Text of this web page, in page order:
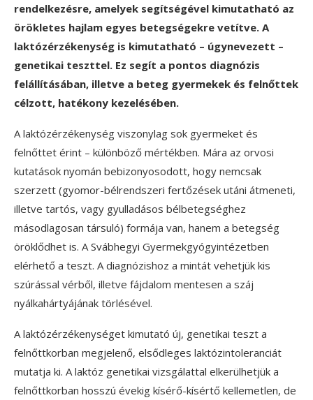
rendelkezésre, amelyek segítségével kimutatható az
örökletes hajlam egyes betegségekre vetítve. A
laktózérzékenység is kimutatható – úgynevezett –
genetikai teszttel. Ez segít a pontos diagnózis
felállításában, illetve a beteg gyermekek és felnőttek
célzott, hatékony kezelésében.
A laktózérzékenység viszonylag sok gyermeket és
felnőttet érint – különböző mértékben. Mára az orvosi
kutatások nyomán bebizonyosodott, hogy nemcsak
szerzett (gyomor-bélrendszeri fertőzések utáni átmeneti,
illetve tartós, vagy gyulladásos bélbetegséghez
másodlagosan társuló) formája van, hanem a betegség
öröklődhet is. A Svábhegyi Gyermekgyógyintézetben
elérhető a teszt. A diagnózishoz a mintát vehetjük kis
szúrással vérből, illetve fájdalom mentesen a száj
nyálkahártyájának törlésével.
A laktózérzékenységet kimutató új, genetikai teszt a
felnőttkorban megjelenő, elsődleges laktózintoleranciát
mutatja ki. A laktóz genetikai vizsgálattal elkerülhetjük a
felnőttkorban hosszú évekig kísérő-kísértő kellemetlen, de